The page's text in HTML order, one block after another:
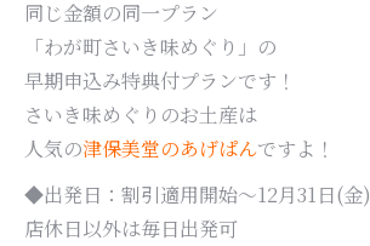
同じ金額の同一プラン
「わが町さいき味めぐり」の
早期申込み特典付プランです！
さいき味めぐりのお土産は
人気の津保美堂のあげぱんですよ！
◆出発日：割引適用開始〜12月31日(金)
店休日以外は毎日出発可